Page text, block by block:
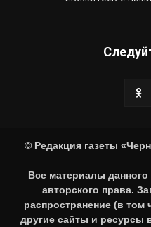
© Редакция газеты
Все материалы
авторского права.
распространение (в том
другие сайты и ресурсы